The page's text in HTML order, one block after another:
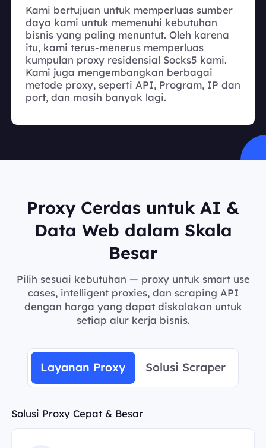
Kami bertujuan untuk memperluas sumber
daya kami untuk memenuhi kebutuhan
bisnis yang paling menuntut. Oleh karena
itu, kami terus-menerus memperluas
kumpulan proxy residensial Socks5 kami.
Kami juga mengembangkan berbagai
metode proxy, seperti API, Program, IP dan
port, dan masih banyak lagi.
Proxy Cerdas untuk AI &
Data Web dalam Skala
Besar
Pilih sesuai kebutuhan — proxy untuk smart use
cases, intelligent proxies, dan scraping API
dengan harga yang dapat diskalakan untuk
setiap alur kerja bisnis.
Layanan Proxy Solusi Scraper
Solusi Proxy Cepat & Besar